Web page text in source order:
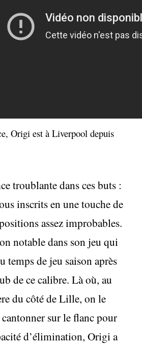
Origi est à Liverpool depuis
troublante dans ces buts :
inscrits en une touche de
assez improbables.
notable dans son jeu qui
temps de jeu saison après
de ce calibre. Là où, au
du côté de Lille, on le
sur le flanc pour
d’élimination, Origi a